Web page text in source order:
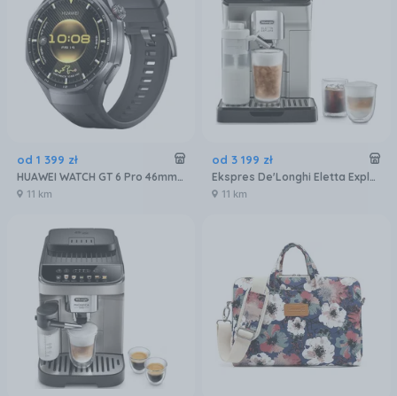
od 1 399 zł
HUAWEI WATCH GT 6 Pro 46mm Active
11 km
od 3 199 zł
Ekspres De'Longhi Eletta Explore ECAM450.65.S
11 km